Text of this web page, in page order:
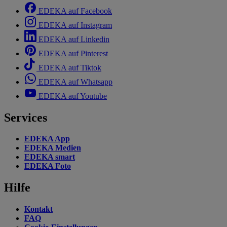
EDEKA auf Facebook
EDEKA auf Instagram
EDEKA auf Linkedin
EDEKA auf Pinterest
EDEKA auf Tiktok
EDEKA auf Whatsapp
EDEKA auf Youtube
Services
EDEKA App
EDEKA Medien
EDEKA smart
EDEKA Foto
Hilfe
Kontakt
FAQ